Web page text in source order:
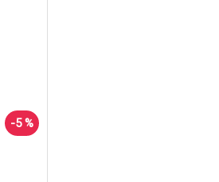
-5 %